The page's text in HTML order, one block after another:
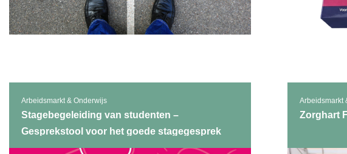
Arbeidsmarkt & Onderwijs
Stagebegeleiding van studenten –
Gesprekstool voor het goede stagegesprek
Arbeidsmarkt
Zorghart